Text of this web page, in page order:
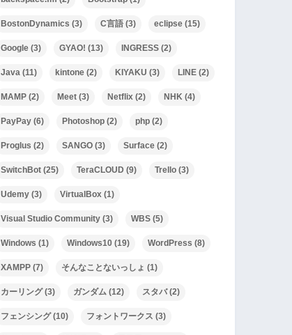
BostonDynamics (3) C言語 (3) eclipse (15)
Google (3) GYAO! (13) INGRESS (2)
Java (11) kintone (2) KIYAKU (3) LINE (2)
MAMP (2) Meet (3) Netflix (2) NHK (4)
PayPay (6) Photoshop (2) php (2)
Proglus (2) SANGO (3) Surface (2)
SwitchBot (25) TeraCLOUD (9) Trello (3)
Udemy (3) VirtualBox (1)
Visual Studio Community (3) WBS (5)
Windows (1) Windows10 (19) WordPress (8)
XAMPP (7) そんなことないっしょ (1)
カーリング(3) ガンダム (12) スタバ(2)
フェンシング(10) フォントワークス (3)